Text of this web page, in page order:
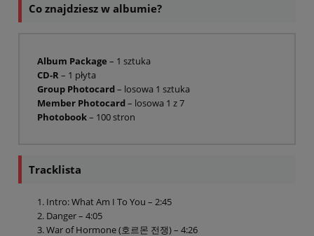
Co znajdziesz w albumie?
Album Package – 1 sztuka
CD-R– 1 płyta
Group Photocard– losowa 1 sztuka
Member Photocard– losowa 1 z 7
Photobook– 100 stron
Tracklista
Intro: What Am I To You – 2:45
Danger – 4:05
War of Hormone (호르몬 전쟁) – 4:26